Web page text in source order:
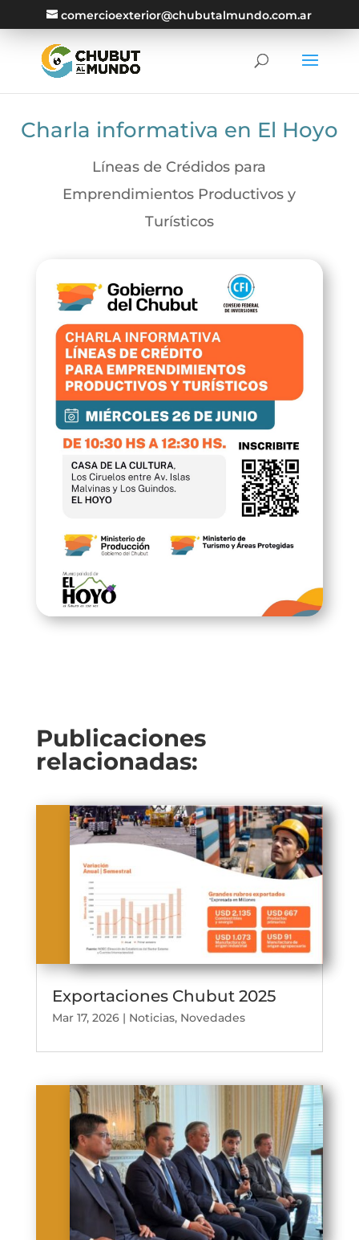
comercioexterior@chubutalmundo.com.ar
Charla informativa en El Hoyo
Líneas de Crédidos para
Emprendimientos Productivos y
Turísticos
Publicaciones
relacionadas:
Exportaciones Chubut 2025
Mar 17, 2026| Noticias, Novedades